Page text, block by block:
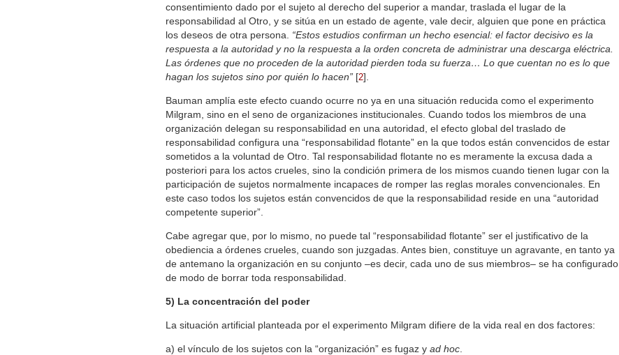
consentimiento dado por el sujeto al derecho del superior a mandar, traslada el lugar de la
responsabilidad al Otro, y se sitúa en un estado de agente, vale decir, alguien que pone en práctica
los deseos de otra persona. “Estos estudios confirman un hecho esencial: el factor decisivo es la
respuesta a la autoridad y no la respuesta a la orden concreta de administrar una descarga eléctrica.
Las órdenes que no proceden de la autoridad pierden toda su fuerza… Lo que cuentan no es lo que
hagan los sujetos sino por quién lo hacen” [2]
Bauman amplía este efecto cuando ocurre no ya en una situación reducida como el experimento
Milgram, sino en el seno de organizaciones institucionales. Cuando todos los miembros de una
organización delegan su responsabilidad en una autoridad, el efecto global del traslado de
responsabilidad configura una “responsabilidad flotante” en la que todos están convencidos de estar
sometidos a la voluntad de Otro. Tal responsabilidad flotante no es meramente la excusa dada a
posteriori para los actos crueles, sino la condición primera de los mismos cuando tienen lugar con la
participación de sujetos normalmente incapaces de romper las reglas morales convencionales. En
este caso todos los sujetos están convencidos de que la responsabilidad reside en una “autoridad
competente superior”.
Cabe agregar que, por lo mismo, no puede tal “responsabilidad flotante” ser el justificativo de la
obediencia a órdenes crueles, cuando son juzgadas. Antes bien, constituye un agravante, en tanto ya
de antemano la organización en su conjunto –es decir, cada uno de sus miembros– se ha configurado
de modo de borrar toda responsabilidad.
5) La concentración del poder
La situación artificial planteada por el experimento Milgram difiere de la vida real en dos factores:
a) el vínculo de los sujetos con la “organización” es fugaz y ad hoc